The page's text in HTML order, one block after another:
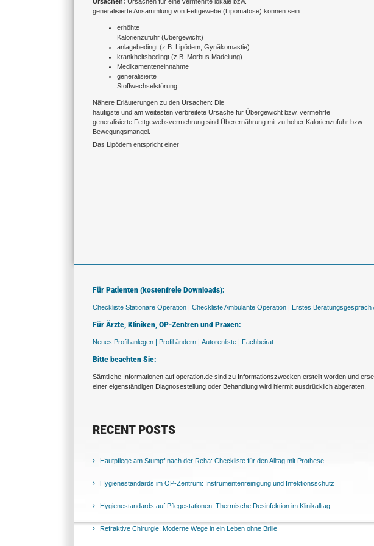
generalisierte Ansammlung von Fettgewebe (Lipomatose) können sein:
erhöhte
Kalorienzufuhr (Übergewicht)
anlagebedingt (z.B. Lipödem, Gynäkomastie)
krankheitsbedingt (z.B. Morbus Madelung)
Medikamenteneinnahme
generalisierte
Stoffwechselstörung
Nähere Erläuterungen zu den Ursachen: Die
häufigste und am weitesten verbreitete Ursache für Übergewicht bzw. vermehrte
generalisierte Fettgewebsvermehrung sind Überernährung mit zu hoher Kalorienzufuhr bzw.
Bewegungsmangel.
Das Lipödem entspricht einer
Für Patienten (kostenfreie Downloads):
Checkliste Stationäre Operation | Checkliste Ambulante Operation | Erstes Beratungsgespräch
Für Ärzte, Kliniken, OP-Zentren und Praxen:
Neues Profil anlegen | Profil ändern | Autorenliste | Fachbeirat
Bitte beachten Sie:
Sämtliche Informationen auf operation.de sind zu Informationszwecken erstellt worden und
einer eigenständigen Diagnosestellung oder Behandlung wird hiermit ausdrücklich abgeraten.
RECENT POSTS
Hautpflege am Stumpf nach der Reha: Checkliste für den Alltag mit Prothese
Hygienestandards im OP-Zentrum: Instrumentenreinigung und Infektionsschutz
Hygienestandards auf Pflegestationen: Thermische Desinfektion im Klinikalltag
Refraktive Chirurgie: Moderne Wege in ein Leben ohne Brille